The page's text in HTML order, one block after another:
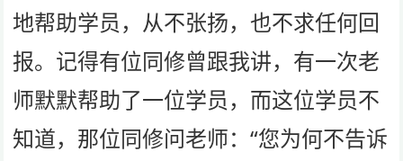
地帮助学员，从不张扬，也不求任何回
报。记得有位同修曾跟我讲，有一次老
师默默帮助了一位学员，而这位学员不
知道，那位同修问老师：“您为何不告诉